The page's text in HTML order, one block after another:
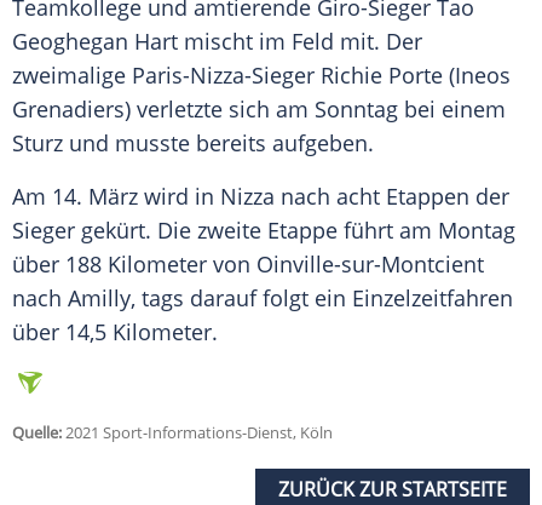
Teamkollege und amtierende Giro-Sieger Tao
Geoghegan Hart mischt im Feld mit. Der
zweimalige Paris-Nizza-Sieger Richie Porte (Ineos
Grenadiers) verletzte sich am Sonntag bei einem
Sturz und musste bereits aufgeben.
Am 14. März wird in Nizza nach acht Etappen der
Sieger gekürt. Die zweite Etappe führt am Montag
über 188 Kilometer von Oinville-sur-Montcient
nach Amilly, tags darauf folgt ein Einzelzeitfahren
über 14,5 Kilometer.
Quelle:2021 Sport-Informations-Dienst, Köln
ZURÜCK ZUR STARTSEITE